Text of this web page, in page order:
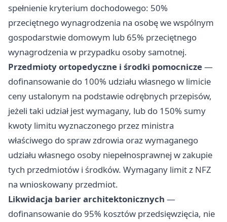
spełnienie kryterium dochodowego: 50%
przeciętnego wynagrodzenia na osobę we wspólnym
gospodarstwie domowym lub 65% przeciętnego
wynagrodzenia w przypadku osoby samotnej.
Przedmioty ortopedyczne i środki pomocnicze—
dofinansowanie do 100% udziału własnego w limicie
ceny ustalonym na podstawie odrębnych przepisów,
jeżeli taki udział jest wymagany, lub do 150% sumy
kwoty limitu wyznaczonego przez ministra
właściwego do spraw zdrowia oraz wymaganego
udziału własnego osoby niepełnosprawnej w zakupie
tych przedmiotów i środków. Wymagany limit z NFZ
na wnioskowany przedmiot.
Likwidacja barier architektonicznych —
dofinansowanie do 95% kosztów przedsięwzięcia, nie